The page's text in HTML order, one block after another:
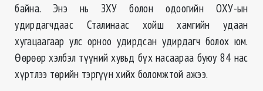
байна. Энэ нь ЗХУ болон одоогийн ОХУ-ын
удирдагчдаас Сталинаас хойш хамгийн удаан
хугацаагаар улс орноо удирдсан удирдагч болох юм.
Өөрөөр хэлбэл түүний хувьд бүх насаараа буюу 84 нас
хүртлээ төрийн тэргүүн хийх боломжтой ажээ.